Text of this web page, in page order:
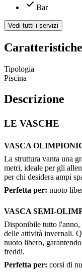
Bar
Vedi tutti i servizi
Caratteristiche
Tipologia
Piscina
Descrizione
LE VASCHE
VASCA
La struttura vanta una
metri, ideale per gli
per chi desidera ampi
Perfetta per: nuoto
VASCA SEMI-
Disponibile tutto l'anno,
delle attività invernali.
nuoto libero,
freddi.
Perfetta per: corsi di